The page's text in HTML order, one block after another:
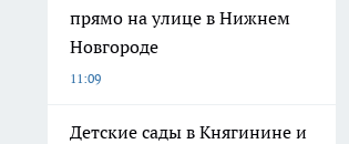
прямо на улице в Нижнем
Новгороде
11:09
Детские сады в Княгинине и